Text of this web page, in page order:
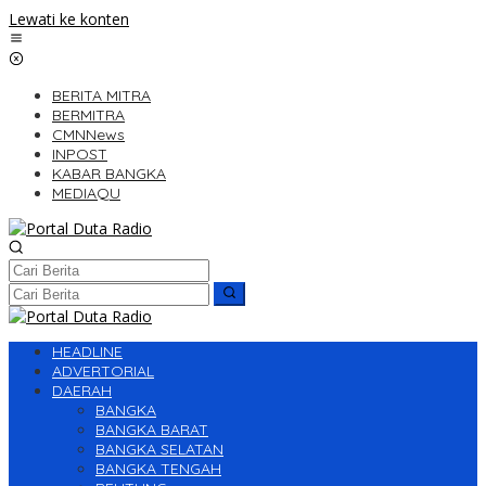
Lewati ke konten
BERITA MITRA
BERMITRA
CMNNews
INPOST
KABAR BANGKA
MEDIAQU
HEADLINE
ADVERTORIAL
DAERAH
BANGKA
BANGKA BARAT
BANGKA SELATAN
BANGKA TENGAH